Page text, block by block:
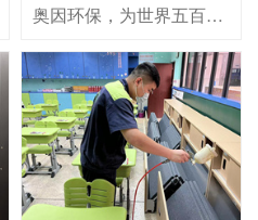
奥因环保，为世界五百强企业——华润集团，旗下润加物业服务（深圳）有限公司提供专业优质的室内空气治理服务！